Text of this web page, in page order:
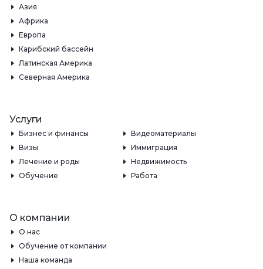
Азия
Африка
Европа
Карибский бассейн
Латинская Америка
Северная Америка
Услуги
Бизнес и финансы
Видеоматериалы
Визы
Иммиграция
Лечение и роды
Недвижимость
Обучение
Работа
О компании
О нас
Обучение от компании
Наша команда